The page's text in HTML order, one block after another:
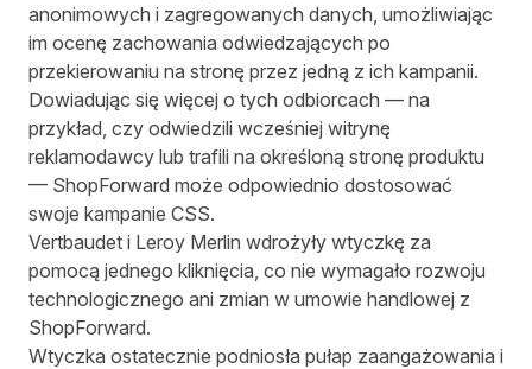
anonimowych i zagregowanych danych, umożliwiając
im ocenę zachowania odwiedzających po
przekierowaniu na stronę przez jedną z ich kampanii.
Dowiadując się więcej o tych odbiorcach — na
przykład, czy odwiedzili wcześniej witrynę
reklamodawcy lub trafili na określoną stronę produktu
— ShopForward może odpowiednio dostosować
swoje kampanie CSS.
Vertbaudet i Leroy Merlin wdrożyły wtyczkę za
pomocą jednego kliknięcia, co nie wymagało rozwoju
technologicznego ani zmian w umowie handlowej z
ShopForward.
Wtyczka ostatecznie podniosła pułap zaangażowania i